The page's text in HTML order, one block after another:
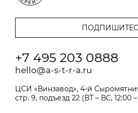
+7 495 203 0888
hello@a-s-t-r-a.ru
ЦСИ «Винзавод», 4-й
стр. 9, подъезд 22 (ВТ – ВС, 12:00